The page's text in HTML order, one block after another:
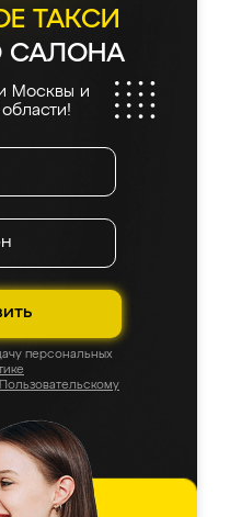
ТАКСИ
САЛОНА
Москвы и
персональных
Пользовательскому